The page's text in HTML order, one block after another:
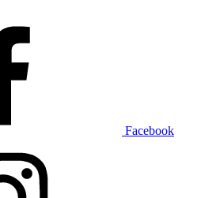
Facebook